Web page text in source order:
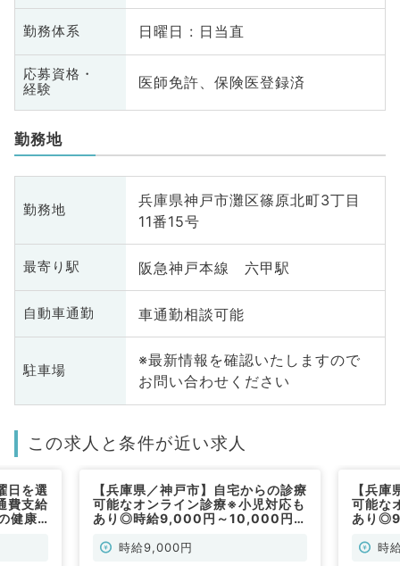
勤務体系 日曜日 : 日当直
応募資格・
経験
医師免許、保険医登録済
勤務地
勤務地
兵庫県神戸市灘区篠原北町3丁目
11番15号
最寄り駅 阪急神戸本線 六甲駅
自動車通勤 車通勤相談可能
駐車場
※最新情報を確認いたしますので
お問い合わせください
この求人と条件が近い求人
日を選
費支給
健康
【兵庫県／神戸市】自宅からの診療
可能なオンライン診療※小児対応も
あり◎時給9,000円～10,000円／
★（一般内科／非常勤）
時給9,000円
【兵
可能な
あり
時